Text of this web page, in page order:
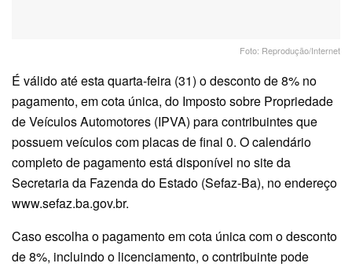
Foto: Reprodução/Internet
É válido até esta quarta-feira (31) o desconto de 8% no
pagamento, em cota única, do Imposto sobre Propriedade
de Veículos Automotores (IPVA) para contribuintes que
possuem veículos com placas de final 0. O calendário
completo de pagamento está disponível no site da
Secretaria da Fazenda do Estado (Sefaz-Ba), no endereço
www.sefaz.ba.gov.br.
Caso escolha o pagamento em cota única com o desconto
de 8%, incluindo o licenciamento, o contribuinte pode